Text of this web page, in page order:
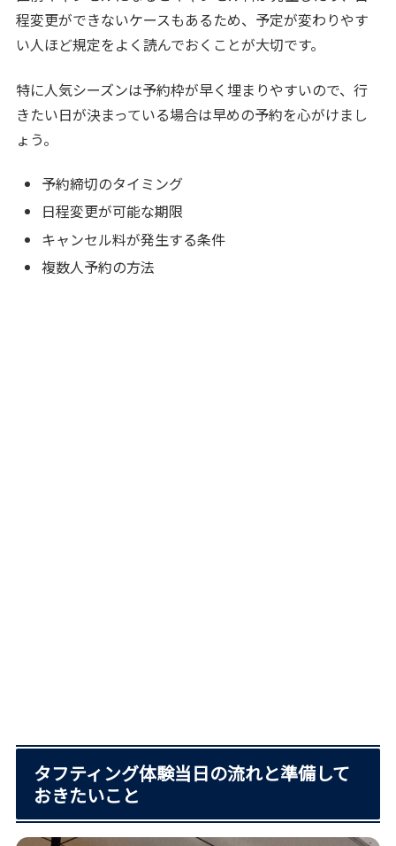
程変更ができないケースもあるため、予定が変わりやす
い人ほど規定をよく読んでおくことが大切です。
特に人気シーズンは予約枠が早く埋まりやすいので、行
きたい日が決まっている場合は早めの予約を心がけまし
ょう。
予約締切のタイミング
日程変更が可能な期限
キャンセル料が発生する条件
複数人予約の方法
タフティング体験当日の流れと準備して
おきたいこと